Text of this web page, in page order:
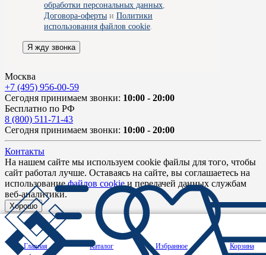
Главная Каталог Избранное Корзина
обработки персональных данных,
Договора-оферты и Политики
использования файлов cookie.
Я жду звонка
Москва
+7 (495) 956-00-59
Сегодня принимаем звонки: 10:00 - 20:00
Бесплатно по РФ
8 (800) 511-71-43
Сегодня принимаем звонки: 10:00 - 20:00
Контакты
На нашем сайте мы используем cookie файлы для того, чтобы
сайт работал лучше. Оставаясь на сайте, вы соглашаетесь на
использованиефайлов cookieи передачей данных службам
веб-аналитики.
Хорошо